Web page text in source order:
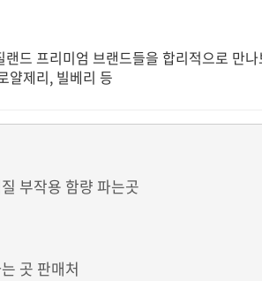
드 프리미엄 브랜드들을 합리적으로 만
얄제리, 빌베리 등
부작용 함량 파는곳
곳 판매처